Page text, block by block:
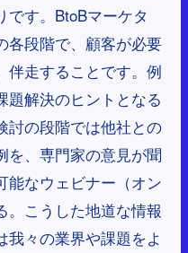
です。BtoBマーケタ
各段階で、顧客が必要
伴走することです。例
題解決のヒントとなる
討の段階では他社との
を、専門家の意見が聞
能なウェビナー（オン
。こうした地道な情報
々の業界や課題をよ